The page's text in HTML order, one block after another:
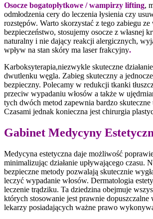
Osocze bogatopłytkowe / wampirzy lifting,
odmłodzenia cery do leczenia łysienia czy
rozstępów. Warto skorzystać z tego zabiegu ze
bezpieczeństwo, stosujemy osocze z własnej
naturalny i nie dający reakcji alergicznych,
wpływ na stan skóry ma laser frakcyjny.
Karboksyterapia,niezwykle skuteczne
dwutlenku węgla. Zabieg skuteczny a
bezpieczny. Polecamy w redukcji tkanki
przeciw wypadaniu włosów a także w
tych dwóch metod zapewnia bardzo
Czasami jednak konieczna jest chirurgia
Gabinet Medycyny
Medycyna estetyczna daje możliwość
minimalizując działanie upływającego czasu.
bezpieczne metody pozwalają skutecznie
leczyć wypadanie włosów. Dermatologia
leczenie trądziku. Ta dziedzina obejmuje
których stosowanie jest prawnie dopuszczalne
lekarzy posiadających ważne prawo